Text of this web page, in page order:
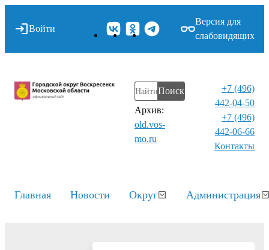
Войти
Версия для
слабовидящих
Поиск
Архив:
old.vos-
mo.ru
+7 (496)
442-04-50
+7 (496)
442-06-66
Контакты⁠
Главная Новости Округ Администрация